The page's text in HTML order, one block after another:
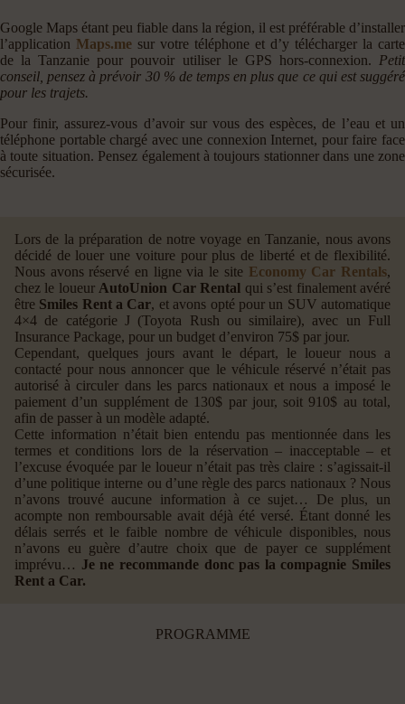
Google Maps étant peu fiable dans la région, il est préférable d’installer
l’application Maps.me sur votre téléphone et d’y télécharger la carte
de la Tanzanie pour pouvoir utiliser le GPS hors-connexion. Petit
conseil, pensez à prévoir 30 % de temps en plus que ce qui est suggéré
pour les trajets.
Pour finir, assurez-vous d’avoir sur vous des espèces, de l’eau et un
téléphone portable chargé avec une connexion Internet, pour faire face
à toute situation. Pensez également à toujours stationner dans une zone
sécurisée.
Lors de la préparation de notre voyage en Tanzanie, nous avons
décidé de louer une voiture pour plus de liberté et de flexibilité.
Nous avons réservé en ligne via le site Economy Car Rentals,
chez le loueur AutoUnion Car Rental qui s’est finalement avéré
être Smiles Rent a Car, et avons opté pour un SUV automatique
4×4 de catégorie J (Toyota Rush ou similaire), avec un Full
Insurance Package, pour un budget d’environ 75$ par jour.
Cependant, quelques jours avant le départ, le loueur nous a
contacté pour nous annoncer que le véhicule réservé n’était pas
autorisé à circuler dans les parcs nationaux et nous a imposé le
paiement d’un supplément de 130$ par jour, soit 910$ au total,
afin de passer à un modèle adapté.
Cette information n’était bien entendu pas mentionnée dans les
termes et conditions lors de la réservation – inacceptable – et
l’excuse évoquée par le loueur n’était pas très claire : s’agissait-il
d’une politique interne ou d’une règle des parcs nationaux ? Nous
n’avons trouvé aucune information à ce sujet… De plus, un
acompte non remboursable avait déjà été versé. Étant donné les
délais serrés et le faible nombre de véhicule disponibles, nous
n’avons eu guère d’autre choix que de payer ce supplément
imprévu… Je ne recommande donc pas la compagnie Smiles
Rent a Car.
PROGRAMME